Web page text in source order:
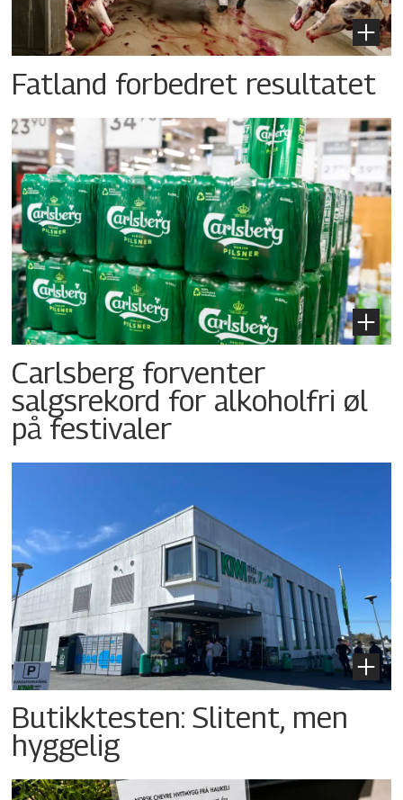
Fatland forbedret resultatet
Carlsberg forventer
salgsrekord for alkoholfri øl
på festivaler
Butikktesten: Slitent, men
hyggelig